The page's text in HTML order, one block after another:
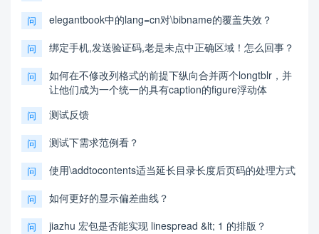
问 elegantbook中的lang=cn对\bibname的覆盖失效？
问 绑定手机,发送验证码,老是未点中正确区域！怎么回事？
问
如何在不修改列格式的前提下纵向合并两个longtblr，并
让他们成为一个统一的具有caption的figure浮动体
问 测试反馈
问 测试下需求范例看？
问 使用\addtocontents适当延长目录长度后页码的处理方式
问 如何更好的显示偏差曲线？
问 jiazhu 宏包是否能实现 linespread &lt; 1 的排版？